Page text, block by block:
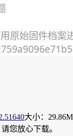
原始固件档案
大小：
您放心下载。